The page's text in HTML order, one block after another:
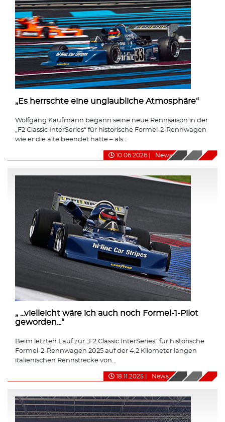
„Es herrschte eine unglaubliche Atmosphäre“
Wolfgang Kaufmann begann seine neue Rennsaison in der
„F2 Classic InterSeries“ für historische Formel-2-Rennwagen
wie er die alte beendet hatte – als...
10.06.2026 News
„ ...vielleicht wäre ich auch noch Formel-1-Pilot
geworden...“
Beim letzten Lauf zur „F2 Classic InterSeries“ für historische
Formel-2-Rennwagen 2025 auf der 4,2 Kilometer langen
italienischen Rennstrecke von...
18.11.2025 News